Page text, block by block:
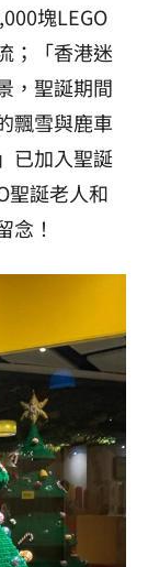
塊LEGO
；「香港迷
，聖誕期間
飄雪與鹿車
已加入聖誕
聖誕老人和
念！